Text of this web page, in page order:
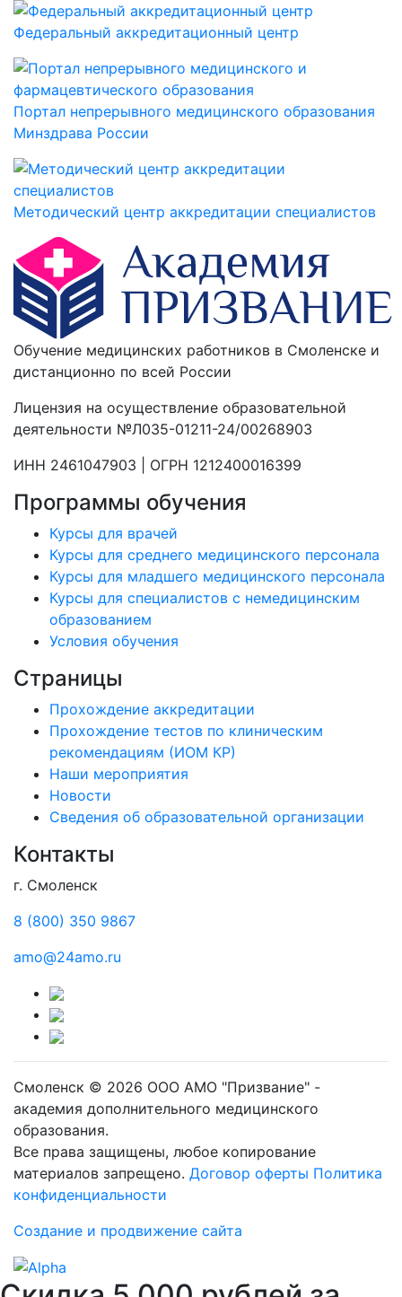
Федеральный аккредитационный центр
Портал непрерывного медицинского образования
Минздрава России
Методический центр аккредитации специалистов
Обучение медицинских работников в Смоленске и
дистанционно по всей России
Лицензия на осуществление образовательной
деятельности №Л035-01211-24/00268903
ИНН 2461047903 | ОГРН 1212400016399
Программы обучения
Курсы для врачей
Курсы для среднего медицинского персонала
Курсы для младшего медицинского персонала
Курсы для специалистов с немедицинским
образованием
Условия обучения
Страницы
Прохождение аккредитации
Прохождение тестов по клиническим
рекомендациям (ИОМ КР)
Наши мероприятия
Новости
Сведения об образовательной организации
Контакты
г. Смоленск
8 (800) 350 9867
amo@24amo.ru
Смоленск © 2026 ООО АМО "Призвание" -
академия дополнительного медицинского
образования.
Все права защищены, любое копирование
материалов запрещено. Договор оферты Политика
конфиденциальности
Создание и продвижение сайта